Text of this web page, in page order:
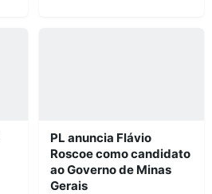
PL anuncia Flávio
Roscoe como candidato
ao Governo de Minas
Gerais